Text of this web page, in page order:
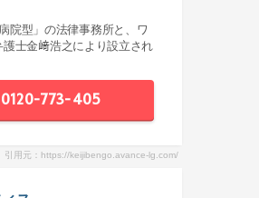
院型」の法律事務所と、ワ
士金﨑浩之により設立され
0120-773-405
引用元：https://keijibengo.avance-lg.com/